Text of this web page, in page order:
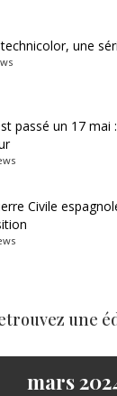
une
passé un 17
Civile
une
mars